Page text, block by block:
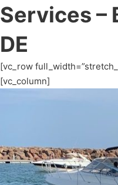
Services –
DE
[vc_row
[vc_column]